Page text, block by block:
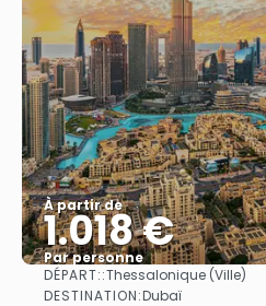
À partir de
1.018 €
Par personne
Afficher
DÉPART::Thessalonique (Ville)
DESTINATION:Dubaï